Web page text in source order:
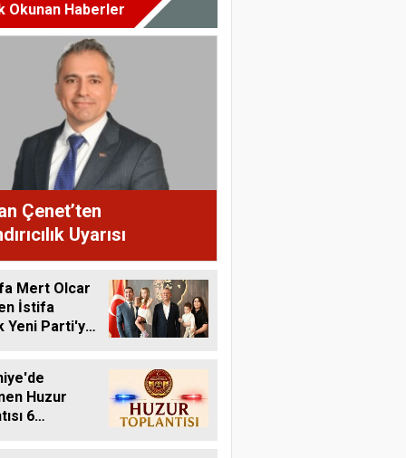
Okunan Haberler
Çenet’ten
Uyarısı
Mert Olcar
İstifa
Yeni Parti'ye
Huzur
6